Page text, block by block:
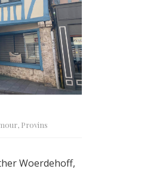
Provins
Woerdehoff,